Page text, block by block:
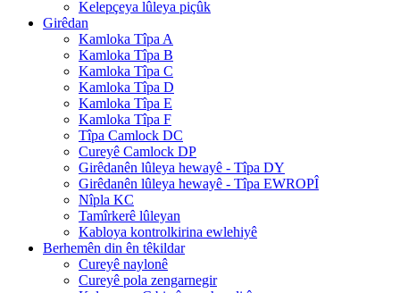
Kelepçeya lûleya piçûk
Girêdan
Kamloka Tîpa A
Kamloka Tîpa B
Kamloka Tîpa C
Kamloka Tîpa D
Kamloka Tîpa E
Kamloka Tîpa F
Tîpa Camlock DC
Cureyê Camlock DP
Girêdanên lûleya hewayê - Tîpa DY
Girêdanên lûleya hewayê - Tîpa EWROPÎ
Nîpla KC
Tamîrkerê lûleyan
Kabloya kontrolkirina ewlehiyê
Berhemên din ên têkildar
Cureyê naylonê
Cureyê pola zengarnegir